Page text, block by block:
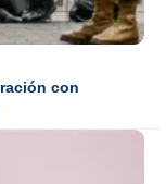
con